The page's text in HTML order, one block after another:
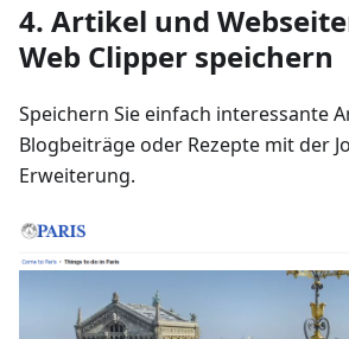
4. Artikel und
Web Clipper speichern
Speichern Sie einfach interessante
Blogbeiträge oder Rezepte mit der
Erweiterung.